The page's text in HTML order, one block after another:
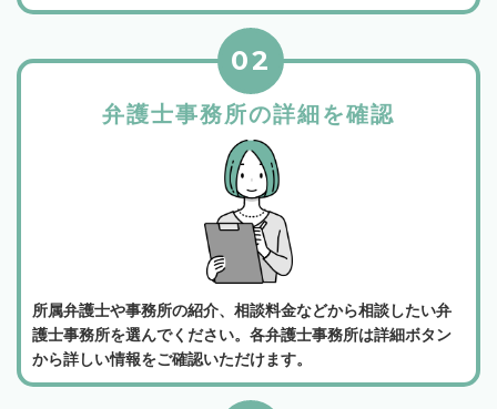
弁護士事務所の詳細を確認
02
所属弁護士や事務所の紹介、相談料金などから相談したい弁
護士事務所を選んでください。各弁護士事務所は詳細ボタン
から詳しい情報をご確認いただけます。